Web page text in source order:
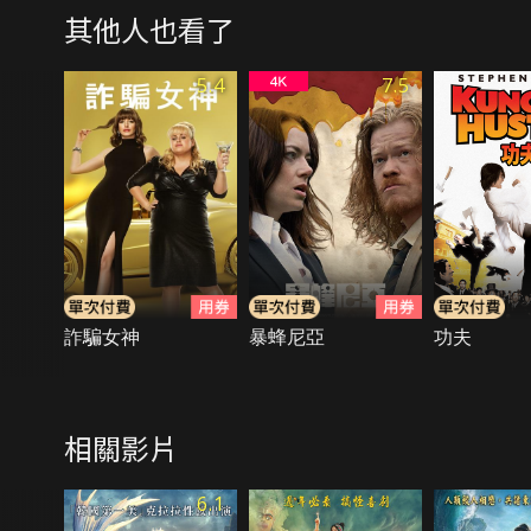
其他人也看了
5.4
詐騙女神
7.5
暴蜂尼亞 功夫
相關影片
6.1